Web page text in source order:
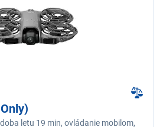
letu 19 min, ovládanie mobilom,